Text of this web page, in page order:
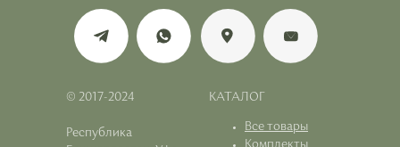
© 2017-2024
Республика
КАТАЛОГ
Все товары